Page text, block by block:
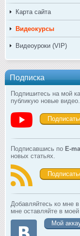
Карта сайта
Видеокурсы
Видеоуроки (VIP)
Подписка
Подпишитесь на мой
публикую новые видео.
Подписавшись по E-
новых статьях.
Добавляйтесь ко мне в
мне оставляйте в моей
Мой